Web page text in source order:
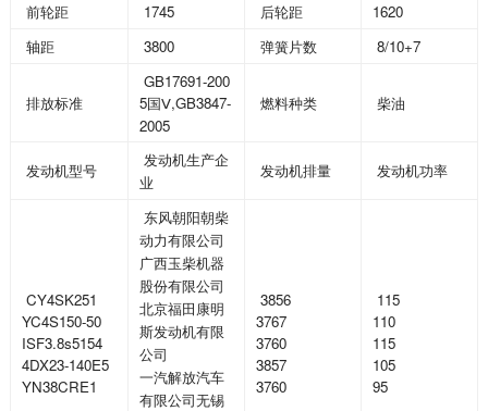
前轮距 1745 后轮距 1620
轴距 3800 弹簧片数 8/10+7
排放标准
GB17691-200
5国Ⅴ,GB3847-
2005
燃料种类 柴油
发动机型号
发动机生产企
业
发动机排量 发动机功率
CY4SK251
YC4S150-50
ISF3.8s5154
4DX23-140E5
YN38CRE1
东风朝阳朝柴
动力有限公司
广西玉柴机器
股份有限公司
北京福田康明
斯发动机有限
公司
一汽解放汽车
有限公司无锡
3856
3767
3760
3857
3760
115
110
115
105
95